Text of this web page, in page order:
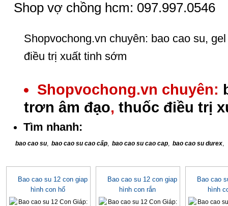
Shop vợ chồng hcm: 097.997.0546
Shopvochong.vn chuyên: bao cao su,
điều trị xuất tinh sớm
Shopvochong.vn chuyên:
trơn âm đạo, thuốc điều trị
Tìm nhanh:
bao cao su, bao cao su cao cấp, bao cao su cao cap, bao cao su durex,
Bao cao su 12 con giap
hình con hổ
Bao cao su 12 con giap
hình con rắn
Bao cao
hình